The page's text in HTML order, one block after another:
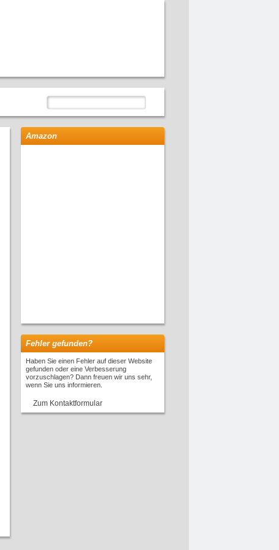
Amazon
Fehler gefunden?
Haben Sie einen Fehler auf dieser Website
gefunden oder eine Verbesserung
vorzuschlagen? Dann freuen wir uns sehr,
wenn Sie uns informieren.
Zum Kontaktformular